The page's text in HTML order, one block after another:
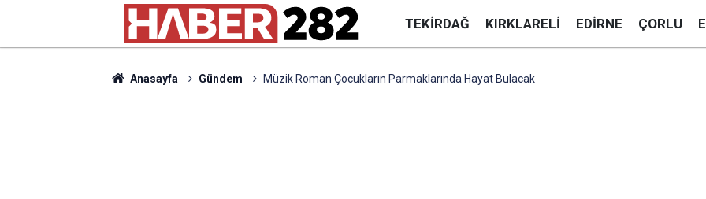
TEKIRDAĞ KIRKLARELI EDIRNE ÇORLU
Anasayfa Gündem Müzik Roman Çocukların Parmaklarında Hayat Bulacak